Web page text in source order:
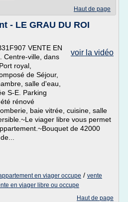
Haut de page
- LE GRAU DU ROI
voir la vidéo
VENTE EN
Centre-ville, dans
royal,
de Séjour,
salle d'eau,
S-E. Parking
rénové
baie vitrée, cuisine, salle
viager libre vous permet
de 42000
en viager occupe / vente
en viager libre ou occupe
Haut de page